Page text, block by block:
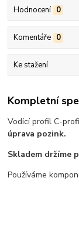
Hodnocení 0
Komentáře 0
Ke stažení
Kompletní
Vodící profil C-
úprava pozink.
Skladem držíme
Používáme